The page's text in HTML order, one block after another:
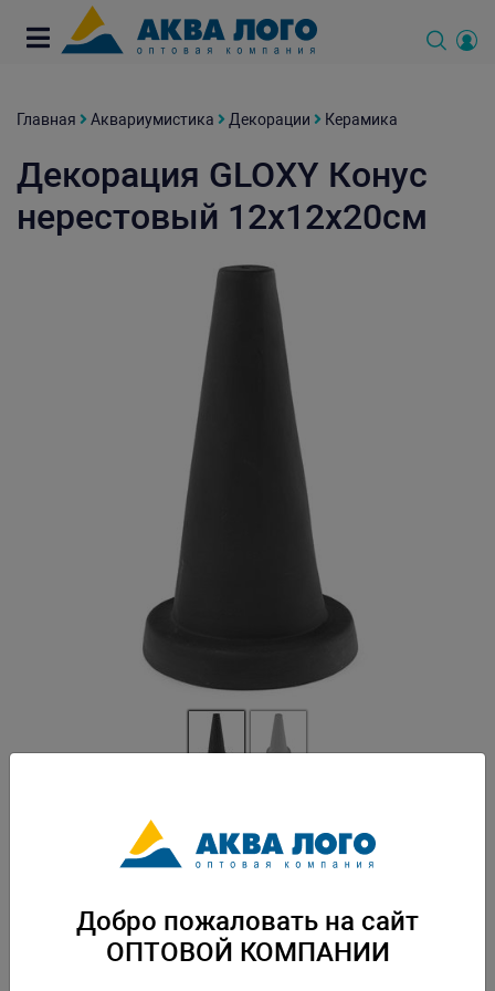
Главная Аквариумистика Декорации Керамика
Декорация GLOXY Конус
нерестовый 12х12х20см
Изделие из скульптурной глины для использования в аквариумистике
террариумистике и фитодизайне. Не подлежит обязательной
Скачать каталогДобро пожаловать на сайт
ОПТОВОЙ КОМПАНИИ